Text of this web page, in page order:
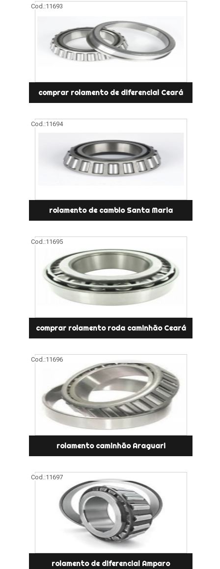
Cod.:11693
comprar rolamento de diferencial Ceará
Cod.:11694
rolamento de cambio Santa Maria
Cod.:11695
comprar rolamento roda caminhão Ceará
Cod.:11696
rolamento caminhão Araguari
Cod.:11697
rolamento de diferencial Amparo